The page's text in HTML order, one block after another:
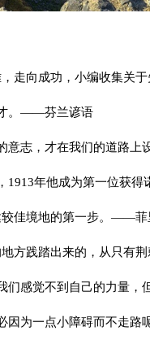
向成功，小编收集关于
。——芬兰谚语
志，才在我们的道路上
年他成为第一位获得
佳境地的第一步。——菲
方践踏出来的，从只有
感觉不到自己的力量，
为一点小障碍而不走路